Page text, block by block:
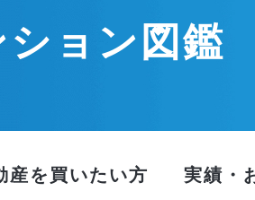
ョン図鑑
産を買いたい方 実績・